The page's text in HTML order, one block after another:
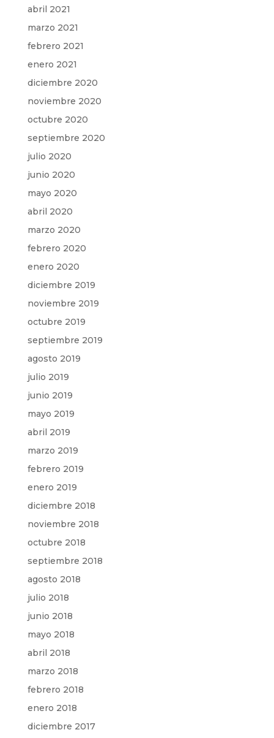
abril 2021
marzo 2021
febrero 2021
enero 2021
diciembre 2020
noviembre 2020
octubre 2020
septiembre 2020
julio 2020
junio 2020
mayo 2020
abril 2020
marzo 2020
febrero 2020
enero 2020
diciembre 2019
noviembre 2019
octubre 2019
septiembre 2019
agosto 2019
julio 2019
junio 2019
mayo 2019
abril 2019
marzo 2019
febrero 2019
enero 2019
diciembre 2018
noviembre 2018
octubre 2018
septiembre 2018
agosto 2018
julio 2018
junio 2018
mayo 2018
abril 2018
marzo 2018
febrero 2018
enero 2018
diciembre 2017